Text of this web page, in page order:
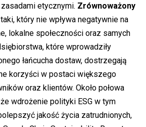
etycznymi. Zrównoważony
który nie wpływa negatywnie na
lokalne społeczności oraz samych
które wprowadziły
łańcucha dostaw, dostrzegają
korzyści w postaci większego
oraz klientów. Około połowa
wdrożenie polityki ESG w tym
jakość życia zatrudnionych,